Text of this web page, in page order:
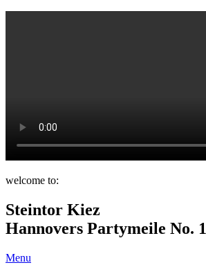
welcome to:
Steintor Kiez
Hannovers Partymeile No. 1
Menu